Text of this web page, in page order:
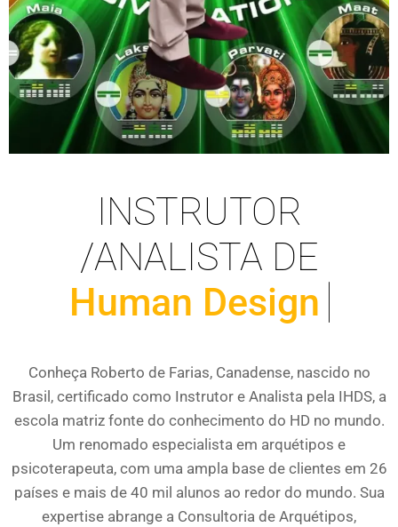
INSTRUTOR
/ANALISTA DE
Human Design
Conheça Roberto de Farias, Canadense, nascido no
Brasil, certificado como Instrutor e Analista pela IHDS, a
escola matriz fonte do conhecimento do HD no mundo.
Um renomado especialista em arquétipos e
psicoterapeuta, com uma ampla base de clientes em 26
países e mais de 40 mil alunos ao redor do mundo. Sua
expertise abrange a Consultoria de Arquétipos,